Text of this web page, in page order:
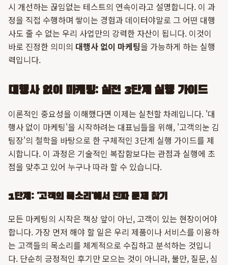
시 개선하는 끊임없는 테스트의 연속이라고 설명합니다. 이 과
정을 직접 수행하며 쌓이는 경험과 데이터야말로 그 어떤 대행
사도 줄 수 없는 우리 사업만의 강력한 자산이 됩니다. 이것이
바로 진정한 의미의 대행사 없이 마케팅을 가능하게 하는 실행
력입니다.
대행사 없이 마케팅: 실전 3단계 실행 가이드
이론적인 중요성을 이해했다면 이제는 실천할 차례입니다. '대
행사 없이 마케팅'을 시작하려는 대표님들을 위해, '고객의눈 김
팀장'의 철학을 바탕으로 한 구체적인 3단계 실행 가이드를 제
시합니다. 이 과정은 기술적인 복잡함보다는 관점과 실행에 초
점을 맞추고 있어 누구나 따라 할 수 있습니다.
1단계: '고객의 목소리'에서 진짜 문제 찾기
모든 마케팅의 시작은 책상 앞이 아닌, 고객이 있는 현장이어야
합니다. 가장 먼저 해야 할 일은 우리 제품이나 서비스를 이용하
는 고객들의 목소리를 체계적으로 수집하고 분석하는 것입니
다. 단순히 긍정적인 후기만 모으는 것이 아니라, 불만, 질문, 심